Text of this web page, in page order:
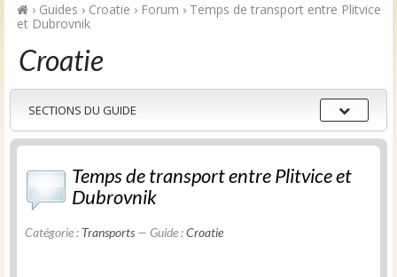
› Guides › Croatie › Forum › Temps de transport entre Plitvice
et Dubrovnik
Croatie
Sections
du
guide
SECTIONS DU GUIDE
Temps de transport entre Plitvice et
Dubrovnik
Catégorie : Transports — Guide :Croatie